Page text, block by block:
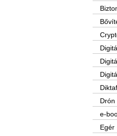
Drón
e-
Egér